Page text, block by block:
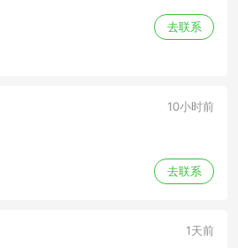
去联系
10小时前
去联系
1天前